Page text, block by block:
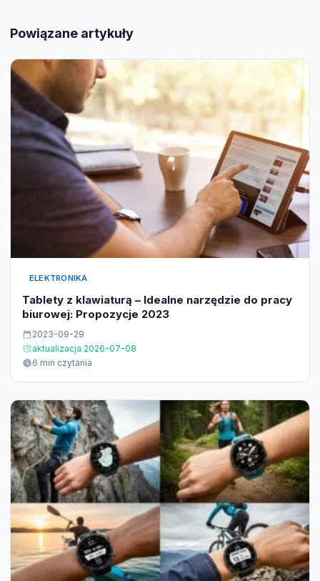
Powiązane artykuły
ELEKTRONIKA
Tablety z klawiaturą – Idealne narzędzie do pracy
biurowej: Propozycje 2023
2023-09-29
aktualizacja 2026-07-08
6 min czytania